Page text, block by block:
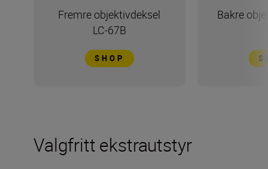
Fremre objektivdeksel
LC-67B
SHOP
Bakre
Valgfritt ekstrautstyr